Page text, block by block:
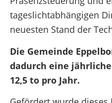
tageslichtabhängigen
neuesten Stand der
Die Gemeinde
dadurch eine jährliche
12,5 to pro Jahr.